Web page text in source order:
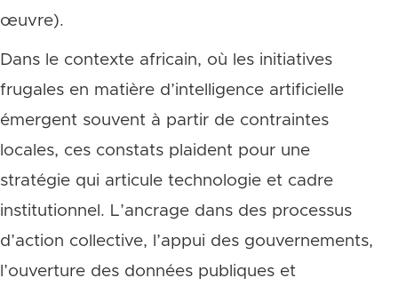
œuvre).
Dans le contexte africain, où les initiatives
frugales en matière d’intelligence artificielle
émergent souvent à partir de contraintes
locales, ces constats plaident pour une
stratégie qui articule technologie et cadre
institutionnel. L’ancrage dans des processus
d’action collective, l’appui des gouvernements,
l’ouverture des données publiques et